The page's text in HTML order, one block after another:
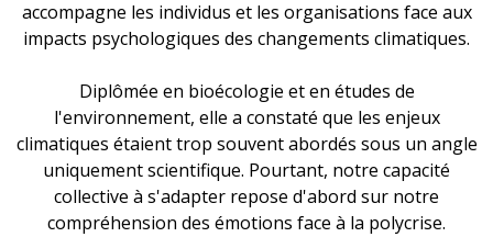
accompagne les individus et les organisations face aux
impacts psychologiques des changements climatiques.
Diplômée en bioécologie et en études de
l'environnement, elle a constaté que les enjeux
climatiques étaient trop souvent abordés sous un angle
uniquement scientifique. Pourtant, notre capacité
collective à s'adapter repose d'abord sur notre
compréhension des émotions face à la polycrise.